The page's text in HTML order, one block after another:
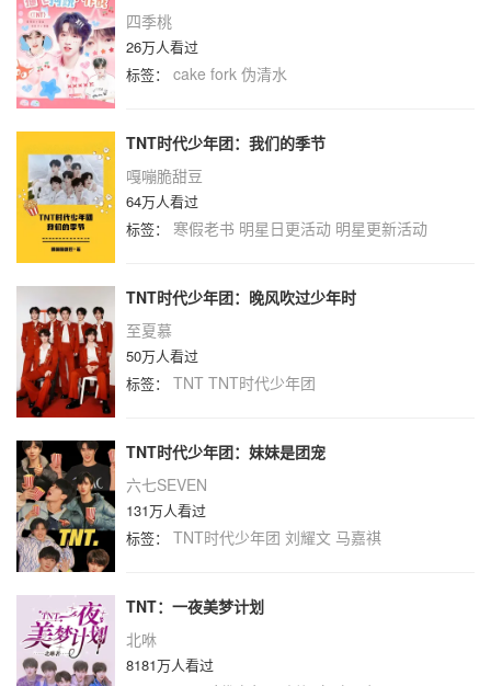
四季桃
26万人看过
标签： cake fork 伪清水
TNT时代少年团：我们的季节
嘎嘣脆甜豆
64万人看过
标签： 寒假老书 明星日更活动 明星更新活动
TNT时代少年团：晚风吹过少年时
至夏慕
50万人看过
标签： TNT TNT时代少年团
TNT时代少年团：妹妹是团宠
六七SEVEN
131万人看过
标签： TNT时代少年团 刘耀文 马嘉祺
TNT：一夜美梦计划
北咻
8181万人看过